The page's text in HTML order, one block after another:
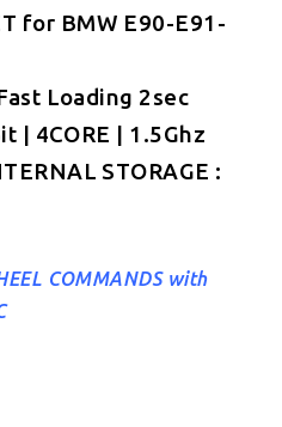
τιμή
€319.00.
for BMW E90-E91-
Loading 2sec
| 4CORE | 1.5Ghz
STORAGE :
COMMANDS with